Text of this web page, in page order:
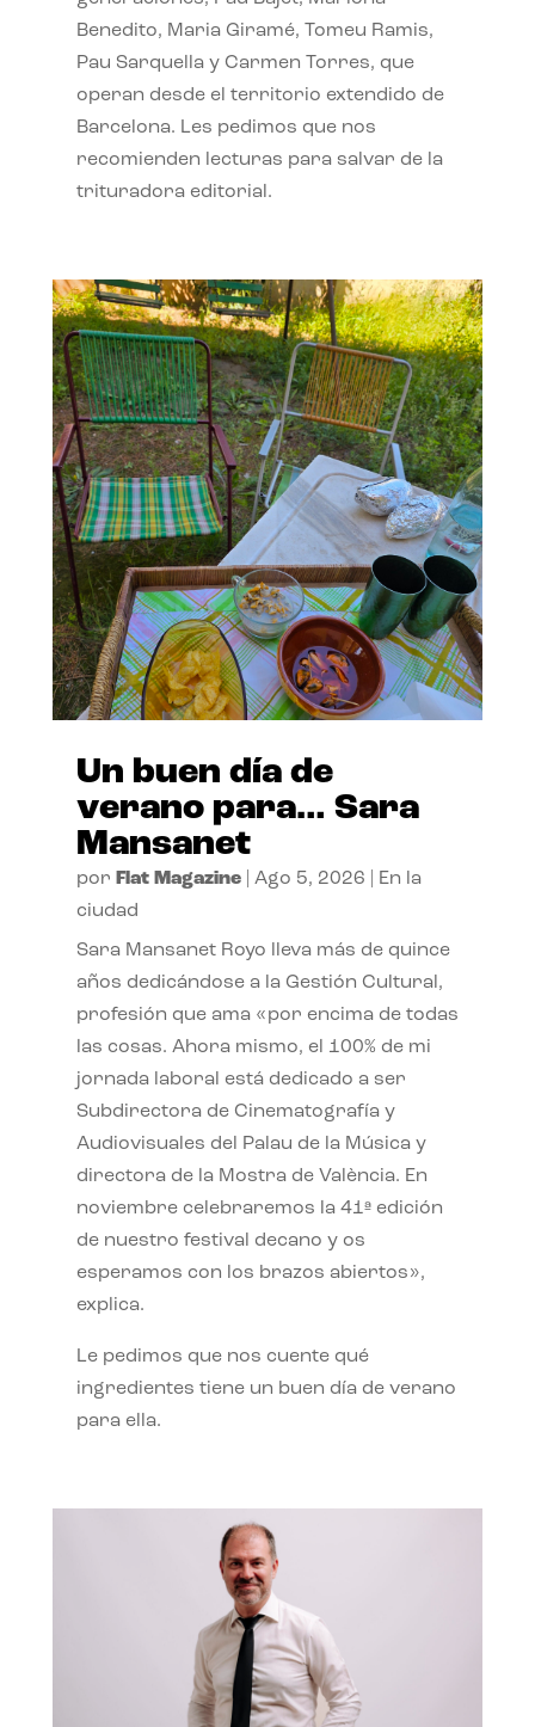
Benedito, Maria Giramé, Tomeu Ramis,
Pau Sarquella y Carmen Torres, que
operan desde el territorio extendido de
Barcelona. Les pedimos que nos
recomienden lecturas para salvar de la
trituradora editorial.
Un buen día de
verano para… Sara
Mansanet
por Flat Magazine| Ago 5, 2026
En la
ciudad
Sara Mansanet Royo lleva más de quince
años dedicándose a la Gestión Cultural,
profesión que ama «por encima de todas
las cosas. Ahora mismo, el 100% de mi
jornada laboral está dedicado a ser
Subdirectora de Cinematografía y
Audiovisuales del Palau de la Música y
directora de la Mostra de València. En
noviembre celebraremos la 41ª edición
de nuestro festival decano y os
esperamos con los brazos abiertos»,
explica.
Le pedimos que nos cuente qué
ingredientes tiene un buen día de verano
para ella.